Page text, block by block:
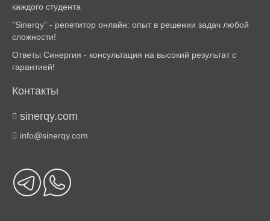
каждого студента
"Sinerqy" - репетитор онлайн: опыт в решении задач любой
сложности!
Ответы Синергия - консультация на высокий результат с
гарантией!
Контакты
sinerqy.com
info@sinerqy.com